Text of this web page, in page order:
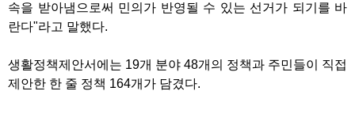
속을 받아냄으로써 민의가 반영될 수 있는 선거가 되기를 바
란다"라고 말했다.
생활정책제안서에는 19개 분야 48개의 정책과 주민들이 직접
제안한 한 줄 정책 164개가 담겼다.